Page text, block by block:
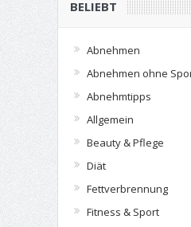
BELIEBT
Abnehmen
Abnehmen ohne
Abnehmtipps
Allgemein
Beauty & Pflege
Diät
Fettverbrennung
Fitness & Sport